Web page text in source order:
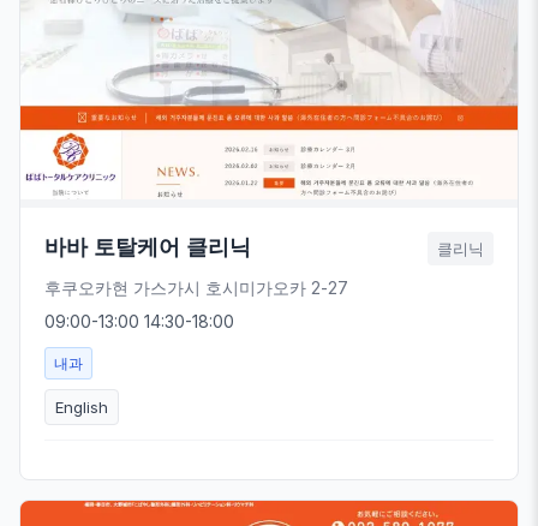
바바 토탈케어 클리닉 클리닉
후쿠오카현 가스가시 호시미가오카 2-27
09:00-13:00 14:30-18:00
내과
English